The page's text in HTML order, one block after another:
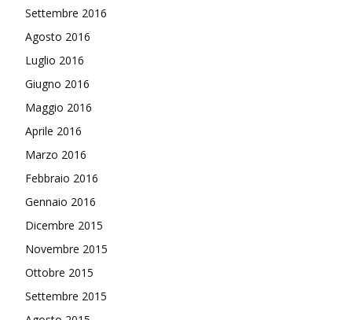
Settembre 2016
Agosto 2016
Luglio 2016
Giugno 2016
Maggio 2016
Aprile 2016
Marzo 2016
Febbraio 2016
Gennaio 2016
Dicembre 2015
Novembre 2015
Ottobre 2015
Settembre 2015